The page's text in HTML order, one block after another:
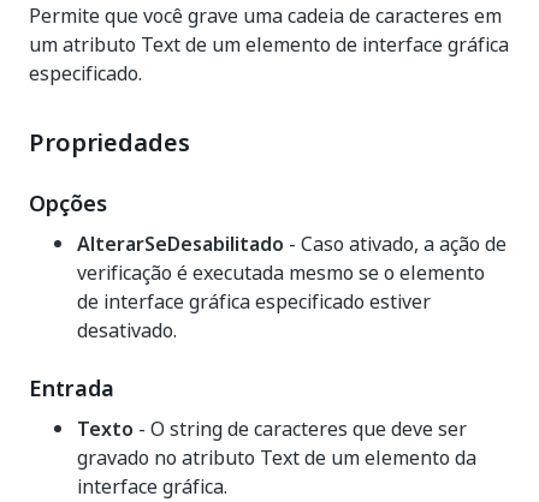
Permite que você grave uma cadeia de caracteres em
um atributo Text de um elemento de interface gráfica
especificado.
Propriedades
Opções
AlterarSeDesabilitado - Caso ativado, a ação de
verificação é executada mesmo se o elemento
de interface gráfica especificado estiver
desativado.
Entrada
Texto - O string de caracteres que deve ser
gravado no atributo Text de um elemento da
interface gráfica.